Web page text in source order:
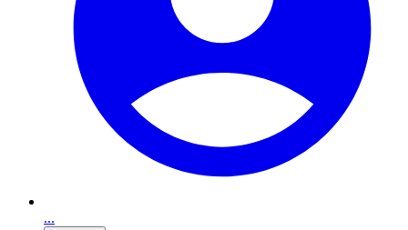
...